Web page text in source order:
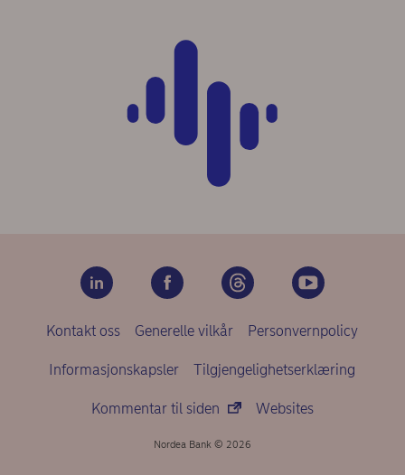
Kontakt oss Generelle vilkår Personvernpolicy
Informasjonskapsler Tilgjengelighetserklæring
Kommentar til siden Websites
Nordea Bank © 2026